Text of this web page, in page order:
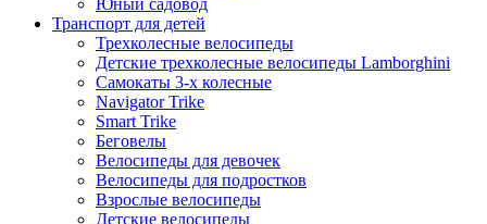
Юный садовод
Транспорт для детей
Трехколесные велосипеды
Детские трехколесные велосипеды Lamborghini
Самокаты 3-х колесные
Navigator Trike
Smart Trike
Беговелы
Велосипеды для девочек
Велосипеды для подростков
Взрослые велосипеды
Детские велосипеды